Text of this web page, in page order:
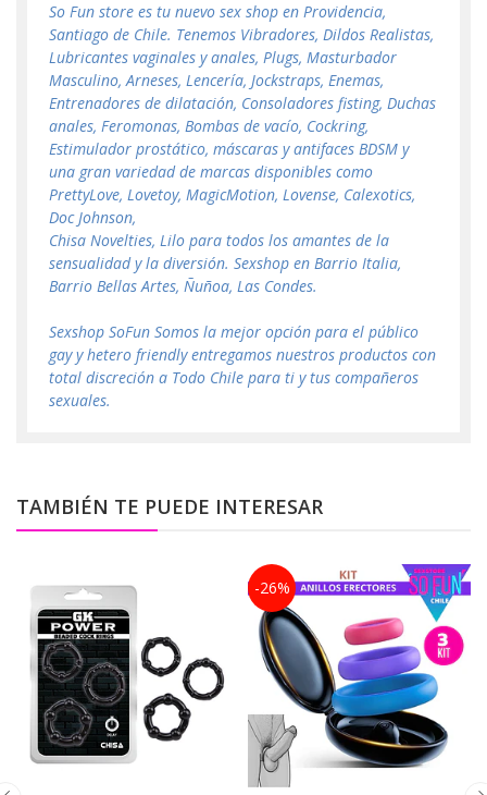
So Fun store es tu nuevo sex shop en Providencia,
Santiago de Chile. Tenemos Vibradores, Dildos Realistas,
Lubricantes vaginales y anales, Plugs, Masturbador
Masculino, Arneses, Lencería, Jockstraps, Enemas,
Entrenadores de dilatación, Consoladores fisting, Duchas
anales, Feromonas, Bombas de vacío, Cockring,
Estimulador prostático, máscaras y antifaces BDSM y
una gran variedad de marcas disponibles como
PrettyLove, Lovetoy, MagicMotion, Lovense, Calexotics,
Doc Johnson,
Chisa Novelties, Lilo para todos los amantes de la
sensualidad y la diversión. Sexshop en Barrio Italia,
Barrio Bellas Artes, Ñuñoa, Las Condes.
Sexshop SoFun Somos la mejor opción para el público
gay y hetero friendly entregamos nuestros productos con
total discreción a Todo Chile para ti y tus compañeros
sexuales.
TAMBIÉN TE PUEDE INTERESAR
-26%